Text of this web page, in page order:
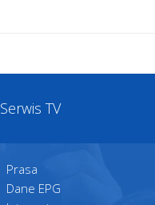
Serwis TV
Prasa
Dane EPG